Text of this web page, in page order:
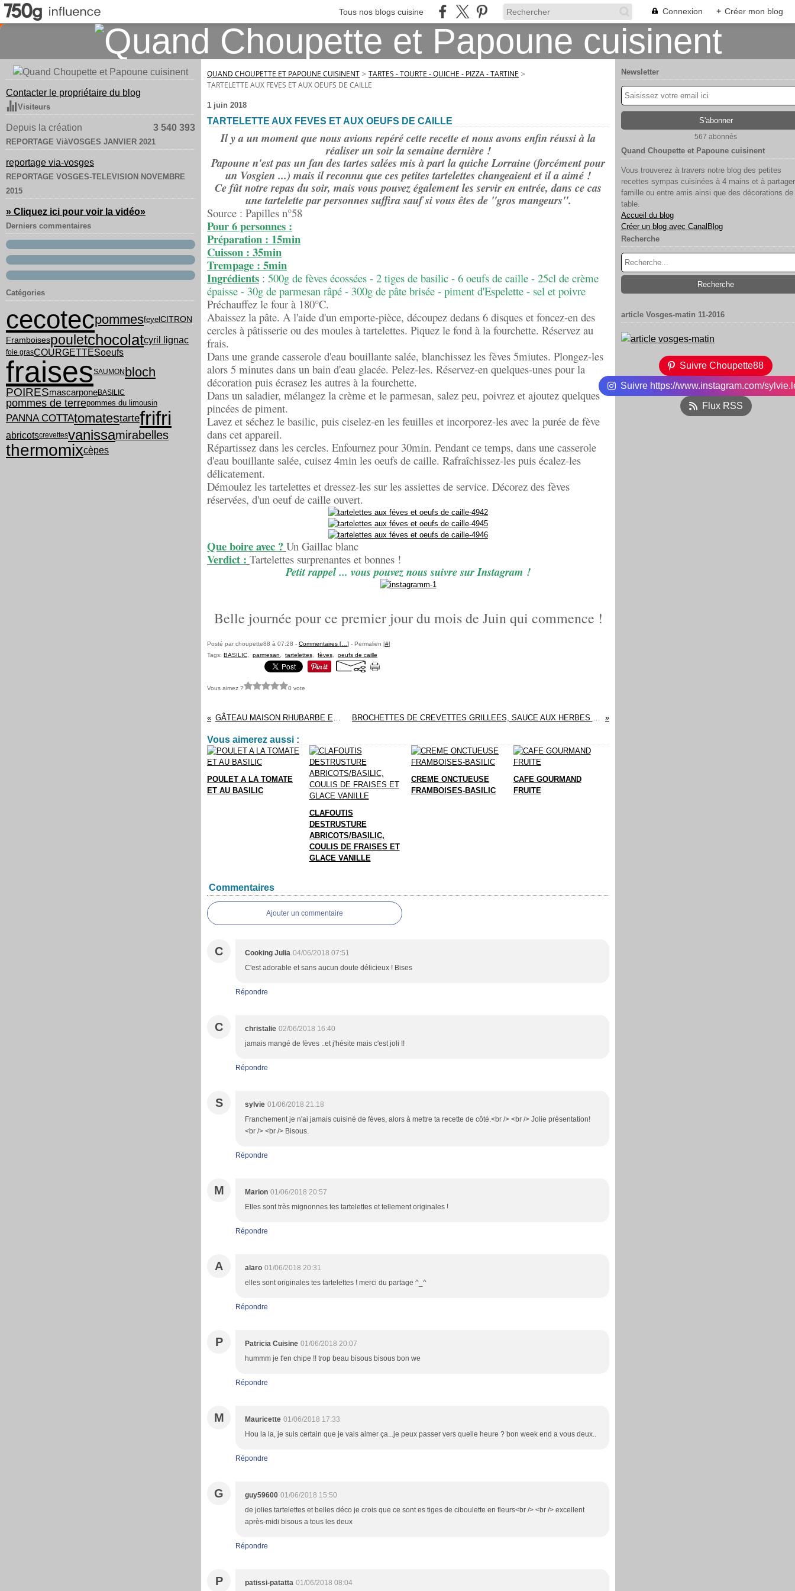
Tous nos blogs cuisine Connexion + Créer mon blog
Contacter le propriétaire du blog
Visiteurs
Depuis la création 3 540 393
REPORTAGE ViàVOSGES JANVIER 2021
reportage via-vosges
REPORTAGE VOSGES-TELEVISION NOVEMBRE
2015
» Cliquez ici pour voir la vidéo»
Derniers commentaires
Catégories
cecotecpommesfeyelCITRON
Framboisespouletchocolatcyril lignac
foie grasCOURGETTESoeufs
fraisesSAUMON bloch
POIRESmascarponeBASILIC
pommes de terrepommes du limousin
PANNA COTTAtomatestartefrifri
abricotscrevettesvanissamirabelles
thermomixcèpes
QUAND CHOUPETTE ET PAPOUNE CUISINENT > TARTES - TOURTE - QUICHE - PIZZA - TARTINE >
TARTELETTE AUX FEVES ET AUX OEUFS DE CAILLE
1 juin 2018
TARTELETTE AUX FEVES ET AUX OEUFS DE CAILLE
Il y a un moment que nous avions repéré cette recette et nous avons enfin réussi à la
réaliser un soir la semaine dernière !
Papoune n'est pas un fan des tartes salées mis à part la quiche Lorraine (forcément pour
un Vosgien ...) mais il reconnu que ces petites tartelettes changeaient et il a aimé !
Ce fût notre repas du soir, mais vous pouvez également les servir en entrée, dans ce cas
une tartelette par personnes suffira sauf si vous êtes de "gros mangeurs".
Source : Papilles n°58
Pour 6 personnes :
Préparation : 15min
Cuisson : 35min
Trempage : 5min
Ingrédients : 500g de fèves écossées - 2 tiges de basilic - 6 oeufs de caille - 25cl de crème
épaisse - 30g de parmesan râpé - 300g de pâte brisée - piment d'Espelette - sel et poivre
Préchauffez le four à 180°C.
Abaissez la pâte. A l'aide d'un emporte-pièce, découpez dedans 6 disques et foncez-en des
cercles à pâtisserie ou des moules à tartelettes. Piquez le fond à la fourchette. Réservez au
frais.
Dans une grande casserole d'eau bouillante salée, blanchissez les fèves 5miutes. Plongez-les
alors 5 minutes dans un bain d'eau glacée. Pelez-les. Réservez-en quelques-unes pour la
décoration puis écrasez les autres à la fourchette.
Dans un saladier, mélangez la crème et le parmesan, salez peu, poivrez et ajoutez quelques
pincées de piment.
Lavez et séchez le basilic, puis ciselez-en les feuilles et incorporez-les avec la purée de fève
dans cet appareil.
Répartissez dans les cercles. Enfournez pour 30min. Pendant ce temps, dans une casserole
d'eau bouillante salée, cuisez 4min les oeufs de caille. Rafraîchissez-les puis écalez-les
délicatement.
Démoulez les tartelettes et dressez-les sur les assiettes de service. Décorez des fèves
réservées, d'un oeuf de caille ouvert.
Que boire avec ? Un Gaillac blanc
Verdict : Tartelettes surprenantes et bonnes !
Petit rappel ... vous pouvez nous suivre sur Instagram !
Belle journée pour ce premier jour du mois de Juin qui commence !
Posté par choupette88 à 07:28 - Commentaires [ ] - Permalien [#]
Tags: BASILIC parmesan tartelettes fèves oeufs de caille
Vous aimez ? 0 vote
GÂTEAU MAISON RHUBARBE ET FRAISES BROCHETTES DE CREVETTES GRILLEES, SAUCE AUX HERBES ET CITRON VERT
Vous aimerez aussi :
POULET A LA TOMATE
ET AU BASILIC
CLAFOUTIS
DESTRUSTURE
ABRICOTS/BASILIC,
COULIS DE FRAISES ET
GLACE VANILLE
CREME ONCTUEUSE
FRAMBOISES-BASILIC
CAFE GOURMAND
FRUITE
Commentaires
Ajouter un commentaire
C Cooking Julia 04/06/2018 07:51
C'est adorable et sans aucun doute délicieux ! Bises
Répondre
C christalie 02/06/2018 16:40
jamais mangé de fèves ..et j'hésite mais c'est joli !!
Répondre
S sylvie 01/06/2018 21:18
Franchement je n'ai jamais cuisiné de fèves, alors à mettre ta recette de côté.<br /> <br /> Jolie présentation!
<br /> <br /> Bisous.
Répondre
M Marion 01/06/2018 20:57
Elles sont très mignonnes tes tartelettes et tellement originales !
Répondre
A alaro 01/06/2018 20:31
elles sont originales tes tartelettes ! merci du partage ^_^
Répondre
P Patricia Cuisine 01/06/2018 20:07
hummm je t'en chipe !! trop beau bisous bisous bon we
Répondre
M Mauricette 01/06/2018 17:33
Hou la la, je suis certain que je vais aimer ça...je peux passer vers quelle heure ? bon week end a vous deux..
Répondre
G guy59600 01/06/2018 15:50
de jolies tartelettes et belles déco je crois que ce sont es tiges de ciboulette en fleurs<br /> <br /> excellent
après-midi bisous a tous les deux
Répondre
P patissi-patatta 01/06/2018 08:04
Newsletter
567 abonnés
Quand Choupette et Papoune cuisinent
Vous trouverez à travers notre blog des petites
recettes sympas cuisinées à 4 mains et à
famille ou entre amis ainsi que des décorations de
table.
Accueil du blog
Créer un blog avec CanalBlog
Recherche
article Vosges-matin 11-2016
Suivre Choupette88
Suivre https://www.instagram.com/
Flux RSS